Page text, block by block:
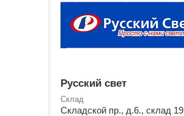
Русский свет
Склад
Складской пр., д.6., склад 19